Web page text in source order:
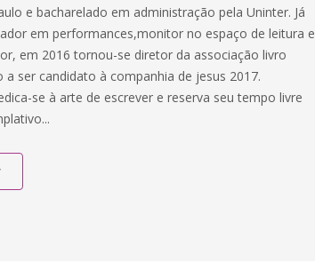
e bacharelado em administração pela Uninter. Já
em performances,monitor no espaço de leitura e
em 2016 tornou-se diretor da associação livro
ser candidato à companhia de jesus 2017.
se à arte de escrever e reserva seu tempo livre